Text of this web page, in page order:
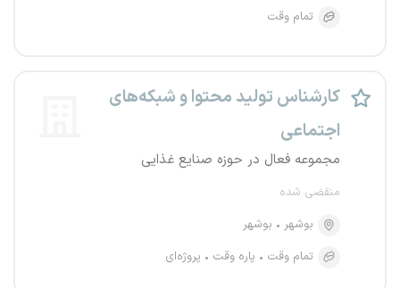
تمام وقت
کارشناس تولید محتوا و شبکه‌های
اجتماعی
مجموعه فعال در حوزه صنایع غذایی
منقضی شده
بوشهر
بوشهر
تمام وقت
پاره وقت پروژه‌ای